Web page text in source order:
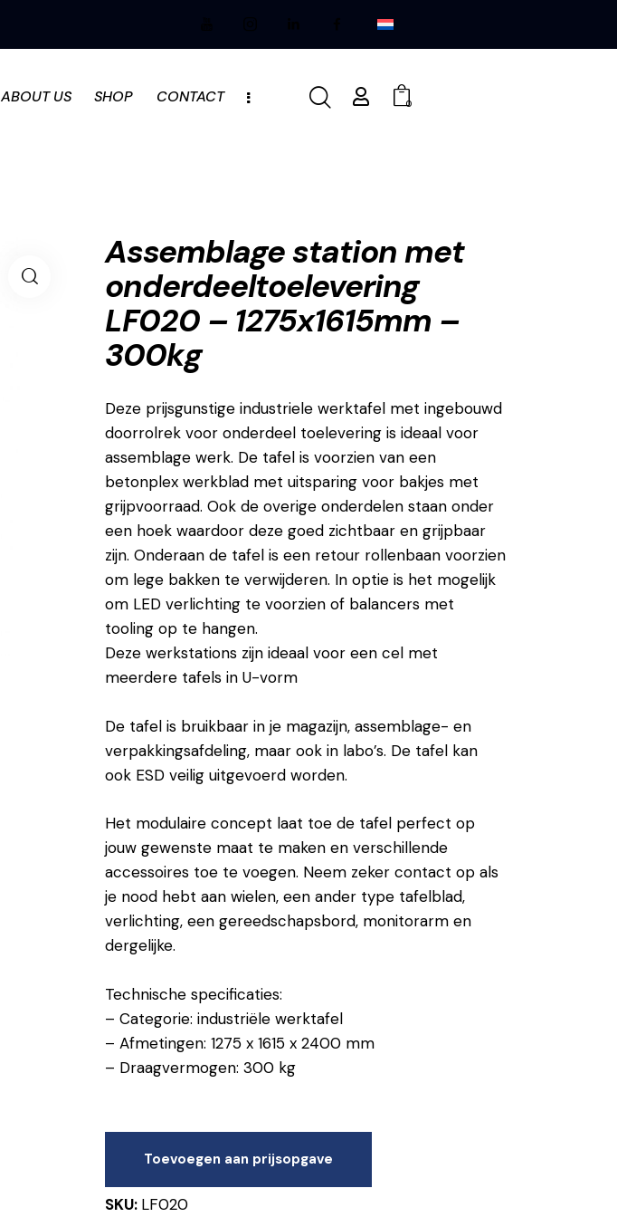
ABOUT US SHOP CONTACT 0
Assemblage station met
onderdeeltoelevering
LF020 – 1275x1615mm –
300kg
Deze prijsgunstige industriele werktafel met ingebouwd
doorrolrek voor onderdeel toelevering is ideaal voor
assemblage werk. De tafel is voorzien van een
betonplex werkblad met uitsparing voor bakjes met
grijpvoorraad. Ook de overige onderdelen staan onder
een hoek waardoor deze goed zichtbaar en grijpbaar
zijn. Onderaan de tafel is een retour rollenbaan voorzien
om lege bakken te verwijderen. In optie is het mogelijk
om LED verlichting te voorzien of balancers met
tooling op te hangen.
Deze werkstations zijn ideaal voor een cel met
meerdere tafels in U-vorm
De tafel is bruikbaar in je magazijn, assemblage- en
verpakkingsafdeling, maar ook in labo’s. De tafel kan
ook ESD veilig uitgevoerd worden.
Het modulaire concept laat toe de tafel perfect op
jouw gewenste maat te maken en verschillende
accessoires toe te voegen. Neem zeker contact op als
je nood hebt aan wielen, een ander type tafelblad,
verlichting, een gereedschapsbord, monitorarm en
dergelijke.
Technische specificaties:
– Categorie: industriële werktafel
– Afmetingen: 1275 x 1615 x 2400 mm
– Draagvermogen: 300 kg
Toevoegen aan prijsopgave
SKU: LF020